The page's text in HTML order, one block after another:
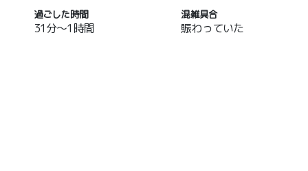
過ごした時間
31分～1時間
混雑具合
賑わっていた